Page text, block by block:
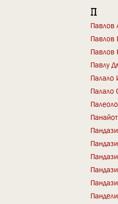
П
Павлов
Павлов
Павлов
Павлу
Палало
Палало